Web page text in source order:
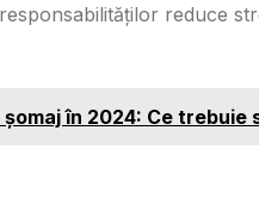
reduce
în 2024: Ce trebuie